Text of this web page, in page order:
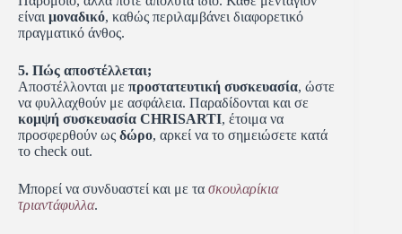
είναι μοναδικό, καθώς περιλαμβάνει διαφορετικό
πραγματικό άνθος.
5. Πώς αποστέλλεται;
Αποστέλλονται με προστατευτική συσκευασία, ώστε
να φυλλαχθούν με ασφάλεια. Παραδίδονται και σε
κομψή συσκευασία CHRISARTI, έτοιμα να
προσφερθούν ως δώρο, αρκεί να το σημειώσετε κατά
το check out.
Μπορεί να συνδυαστεί και με τα σκουλαρίκια
τριαντάφυλλα.